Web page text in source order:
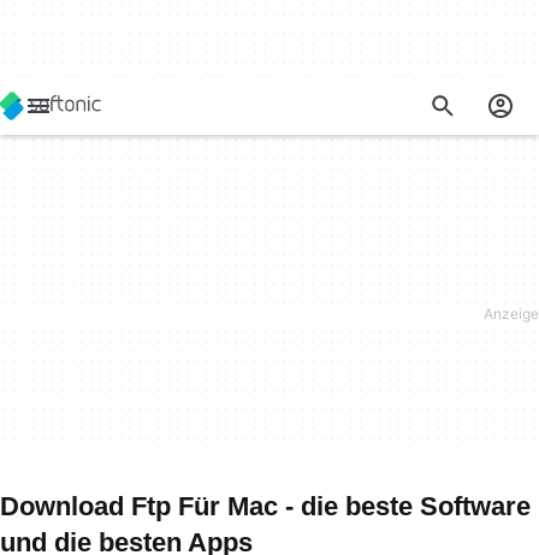
Download Ftp Für Mac - die beste Software
und die besten Apps